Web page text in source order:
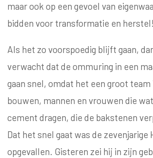
maar ook op een gevoel van
bidden voor transformatie en herstel!
Als het zo voorspoedig blijft gaan,
verwacht dat de ommuring in een
gaan snel, omdat het een groot team
bouwen, mannen en vrouwen die
cement dragen, die de bakstenen
Dat het snel gaat was de zevenjarige
opgevallen. Gisteren zei hij in zijn